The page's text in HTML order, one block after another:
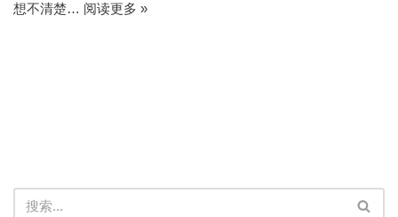
想不清楚… 阅读更多 »